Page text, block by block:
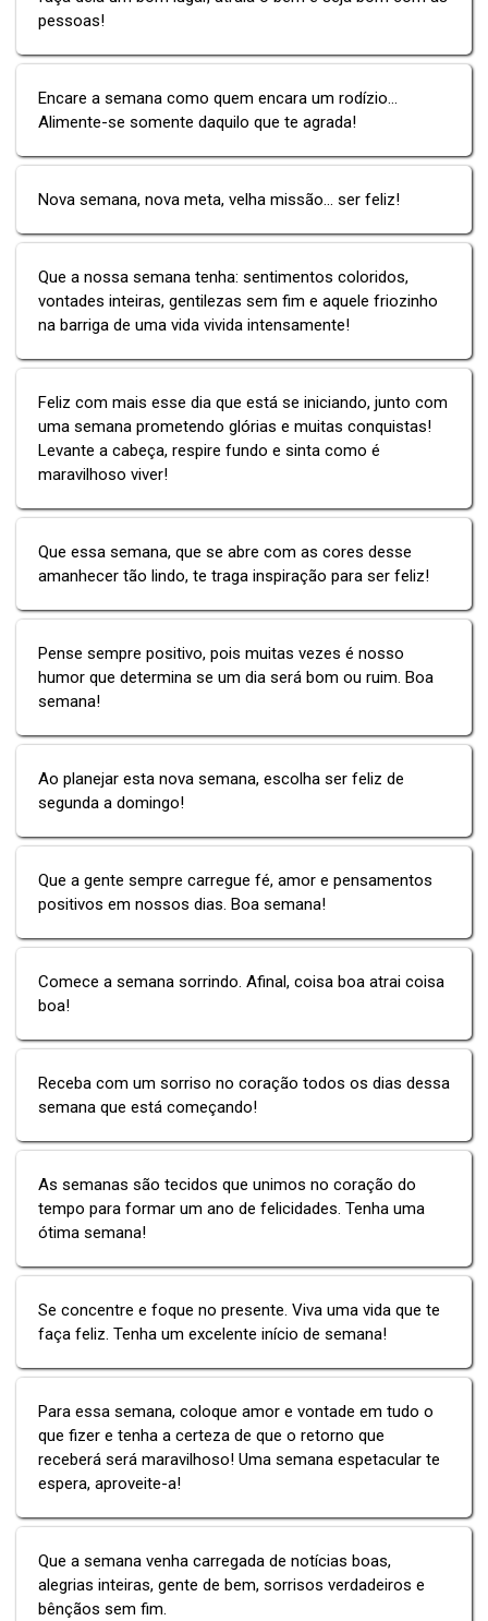
pessoas!
Encare a semana como quem encara um rodízio…
Alimente-se somente daquilo que te agrada!
Nova semana, nova meta, velha missão... ser feliz!
Que a nossa semana tenha: sentimentos coloridos,
vontades inteiras, gentilezas sem fim e aquele friozinho
na barriga de uma vida vivida intensamente!
Feliz com mais esse dia que está se iniciando, junto com
uma semana prometendo glórias e muitas conquistas!
Levante a cabeça, respire fundo e sinta como é
maravilhoso viver!
Que essa semana, que se abre com as cores desse
amanhecer tão lindo, te traga inspiração para ser feliz!
Pense sempre positivo, pois muitas vezes é nosso
humor que determina se um dia será bom ou ruim. Boa
semana!
Ao planejar esta nova semana, escolha ser feliz de
segunda a domingo!
Que a gente sempre carregue fé, amor e pensamentos
positivos em nossos dias. Boa semana!
Comece a semana sorrindo. Afinal, coisa boa atrai coisa
boa!
Receba com um sorriso no coração todos os dias dessa
semana que está começando!
As semanas são tecidos que unimos no coração do
tempo para formar um ano de felicidades. Tenha uma
ótima semana!
Se concentre e foque no presente. Viva uma vida que te
faça feliz. Tenha um excelente início de semana!
Para essa semana, coloque amor e vontade em tudo o
que fizer e tenha a certeza de que o retorno que
receberá será maravilhoso! Uma semana espetacular te
espera, aproveite-a!
Que a semana venha carregada de notícias boas,
alegrias inteiras, gente de bem, sorrisos verdadeiros e
bênçãos sem fim.